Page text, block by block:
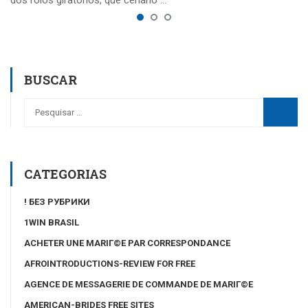
BUSCAR
CATEGORIAS
! БЕЗ РУБРИКИ
1WIN BRASIL
ACHETER UNE MARIГ©E PAR CORRESPONDANCE
AFROINTRODUCTIONS-REVIEW FOR FREE
AGENCE DE MESSAGERIE DE COMMANDE DE MARIГ©E
AMERICAN-BRIDES FREE SITES